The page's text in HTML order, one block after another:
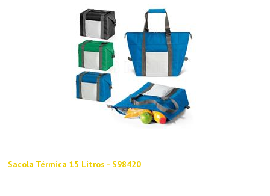
Sacola Térmica 15 Litros - S98420